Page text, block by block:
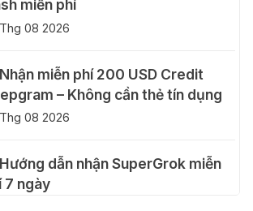
miễn phí
08 2026
miễn phí 200 USD Credit
– Không cần thẻ tín dụng
08 2026
dẫn nhận SuperGrok miễn
7 ngày